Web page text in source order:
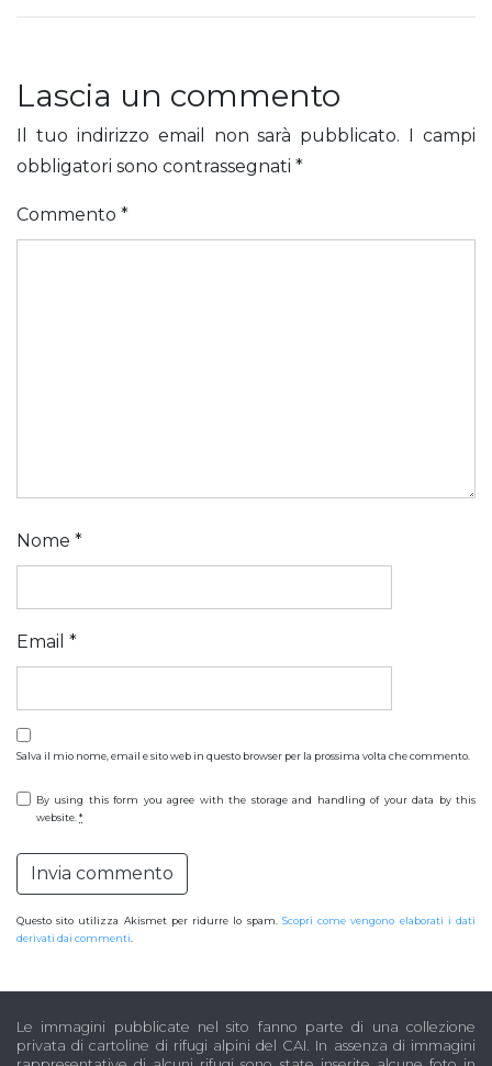
Lascia un commento
Il tuo indirizzo email non sarà pubblicato.
I campi
obbligatori sono contrassegnati *
Commento *
Nome *
Email *
Salva il mio nome, email e sito web in questo browser per la prossima volta che commento.
By using this form you agree with the storage and handling of your data by this
website.*
Questo sito utilizza Akismet per ridurre lo spam. Scopri come vengono elaborati i dati
derivati dai commenti.
Le immagini pubblicate nel sito fanno parte di una collezione
privata di cartoline di rifugi alpini del CAI. In assenza di immagini